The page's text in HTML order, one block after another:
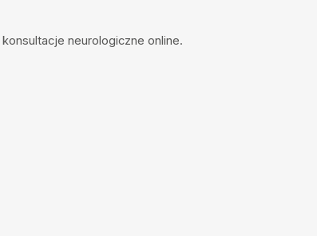
konsultacje neurologiczne online.